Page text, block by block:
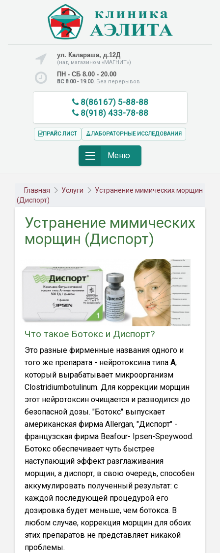
ул. Калараша, д.12Д
(над магазином «МАГНИТ»)
ПН - СБ 8.00 - 20.00
ВС 8.00 - 19.00.Без перерывов
8(86167) 5-88-88
8(918) 433-78-88
ПРАЙС ЛИСТ ЛАБОРАТОРНЫЕ ИССЛЕДОВАНИЯ
Меню
Главная Услуги
Устранение мимических морщин
(Диспорт)
Устранение мимических
морщин (Диспорт)
Что такое Ботокс и Диспорт?
Это разные фирменные названия одного и
того же препарата - нейротоксина типа А,
который вырабатывает микроорганизм
Clostridiumbotulinum. Для коррекции морщин
этот нейротоксин очищается и разводится до
безопасной дозы. "Ботокс" выпускает
американская фирма Allergan, "Диспорт" -
французская фирма Beafour- Ipsen-Speywood.
Ботокс обеспечивает чуть быстрее
наступающий эффект разглаживания
морщин, а диспорт, в свою очередь, способен
аккумулировать полученный результат: с
каждой последующей процедурой его
дозировка будет меньше, чем ботокса. В
любом случае, коррекция морщин для обоих
этих препаратов не представляет никакой
проблемы.